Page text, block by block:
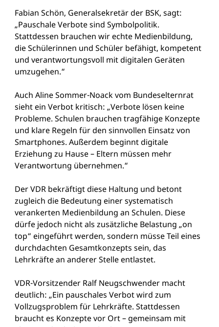
Fabian Schön, Generalsekretär der BSK, sagt:
„Pauschale Verbote sind Symbolpolitik.
Stattdessen brauchen wir echte Medienbildung,
die Schülerinnen und Schüler befähigt, kompetent
und verantwortungsvoll mit digitalen Geräten
umzugehen.“
Auch Aline Sommer-Noack vom Bundeselternrat
sieht ein Verbot kritisch: „Verbote lösen keine
Probleme. Schulen brauchen tragfähige Konzepte
und klare Regeln für den sinnvollen Einsatz von
Smartphones. Außerdem beginnt digitale
Erziehung zu Hause – Eltern müssen mehr
Verantwortung übernehmen.“
Der VDR bekräftigt diese Haltung und betont
zugleich die Bedeutung einer systematisch
verankerten Medienbildung an Schulen. Diese
dürfe jedoch nicht als zusätzliche Belastung „on
top“ eingeführt werden, sondern müsse Teil eines
durchdachten Gesamtkonzepts sein, das
Lehrkräfte an anderer Stelle entlastet.
VDR-Vorsitzender Ralf Neugschwender macht
deutlich: „Ein pauschales Verbot wird zum
Vollzugsproblem für Lehrkräfte. Stattdessen
braucht es Konzepte vor Ort – gemeinsam mit